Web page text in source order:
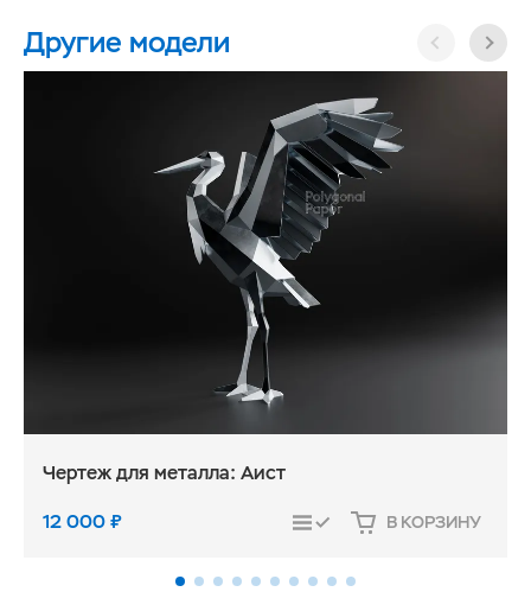
Другие модели
Чертеж для металла: Аист
12 000₽ СРАВНИТЬ В КОРЗИНУ